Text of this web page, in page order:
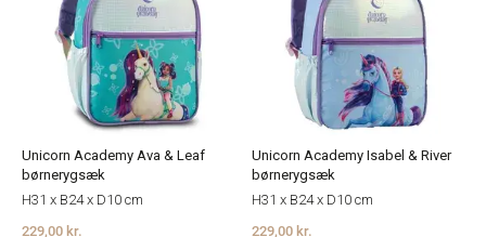
Unicorn Academy Ava & Leaf
børnerygsæk
H31 x B24 x D10 cm
229,00 kr.
Unicorn Academy Isabel & River
børnerygsæk
H31 x B24 x D10 cm
229,00 kr.